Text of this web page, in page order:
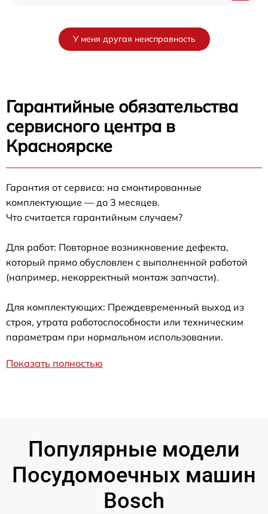
У меня другая неисправность
Гарантийные обязательства
сервисного центра в
Красноярске
Гарантия от сервиса: на смонтированные
комплектующие — до 3 месяцев.
Что считается гарантийным случаем?
Для работ: Повторное возникновение дефекта,
который прямо обусловлен с выполненной работой
(например, некорректный монтаж запчасти).
Для комплектующих: Преждевременный выход из
строя, утрата работоспособности или техническим
параметрам при нормальном использовании.
Показать полностью
Популярные модели
Посудомоечных машин
Bosch